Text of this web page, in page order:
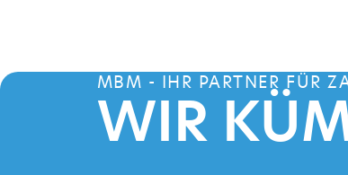
MBM - IHR PARTNER FÜR
WIR